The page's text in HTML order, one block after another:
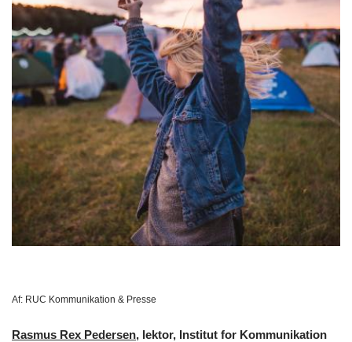
Af: RUC Kommunikation & Presse
Rasmus Rex Pedersen, lektor, Institut for Kommunikation